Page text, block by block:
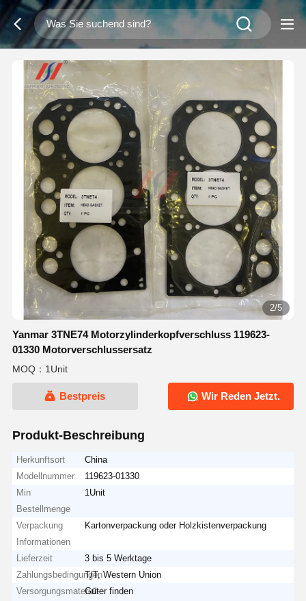
2/5
Yanmar 3TNE74 Motorzylinderkopfverschluss 119623-
01330 Motorverschlussersatz
MOQ：1Unit
Bestpreis Wir Reden Jetzt.
Produkt-Beschreibung
Herkunftsort
China
Modellnummer
119623-01330
Min
Bestellmenge
1Unit
Verpackung
Informationen
Kartonverpackung oder Holzkistenverpackung
Lieferzeit
3 bis 5 Werktage
ZahlungsbedingungenT/T, Western Union
Versorgungsmaterial-Güter finden